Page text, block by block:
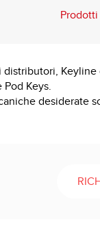
distributori, Keyline
Keys.
desiderate